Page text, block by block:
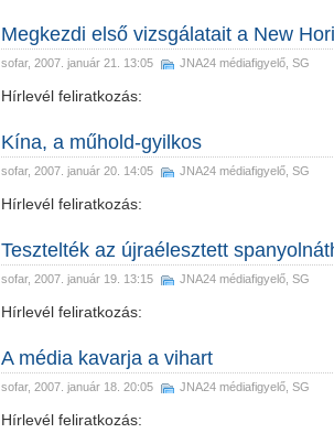
Megkezdi első vizsgálatait a New
sofar, 2007. január 21. 13:05 JNA24 médiafigyelő SG
Hírlevél feliratkozás:
Kína, a műhold-gyilkos
sofar, 2007. január 20. 14:05 JNA24 médiafigyelő SG
Hírlevél feliratkozás:
Tesztelték az újraélesztett
sofar, 2007. január 19. 13:15 JNA24 médiafigyelő SG
Hírlevél feliratkozás:
A média kavarja a vihart
sofar, 2007. január 18. 20:05 JNA24 médiafigyelő SG
Hírlevél feliratkozás: